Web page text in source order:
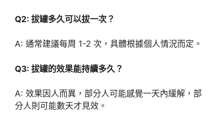
Q2: 拔罐多久可以拔一次？
A: 通常建議每周 1-2 次，具體根據個人情況而定。
Q3: 拔罐的效果能持續多久？
A: 效果因人而異，部分人可能感覺一天內緩解，部
分人則可能數天才見效。